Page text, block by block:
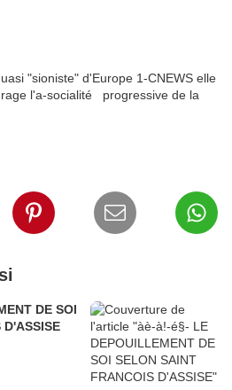
"sioniste" d'Europe 1-CNEWS elle
l'a-socialité progressive de la
DE SOI
D'ASSISE